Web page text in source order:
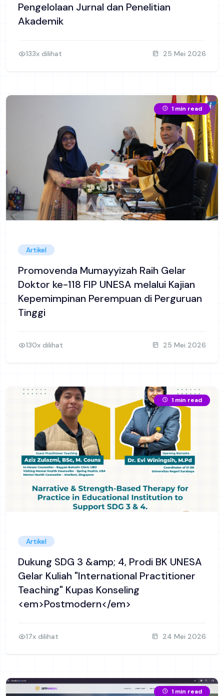
Pengelolaan Jurnal dan Penelitian
Akademik
133x dilihat 25 Mei 2026
1 min read
Artikel
Promovenda Mumayyizah Raih Gelar
Doktor ke-118 FIP UNESA melalui Kajian
Kepemimpinan Perempuan di Perguruan
Tinggi
130x dilihat 25 Mei 2026
1 min read
Artikel
Dukung SDG 3 &amp; 4, Prodi BK UNESA
Gelar Kuliah "International Practitioner
Teaching" Kupas Konseling
<em>Postmodern</em>
17x dilihat 24 Mei 2026
1 min read